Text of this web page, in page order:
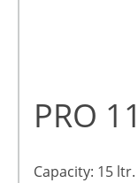
PRO
Capacity: 15